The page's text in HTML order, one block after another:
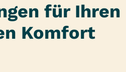
für Ihren
Komfort